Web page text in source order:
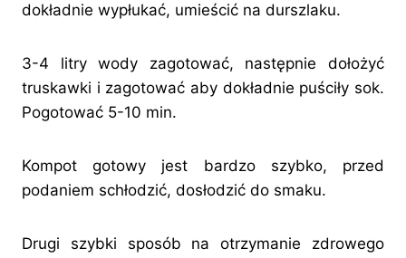
dokładnie wypłukać, umieścić na durszlaku.
3-4 litry wody zagotować, następnie dołożyć
truskawki i zagotować aby dokładnie puściły sok.
Pogotować 5-10 min.
Kompot gotowy jest bardzo szybko, przed
podaniem schłodzić, dosłodzić do smaku.
Drugi szybki sposób na otrzymanie zdrowego